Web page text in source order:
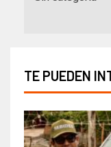
TE PUEDEN